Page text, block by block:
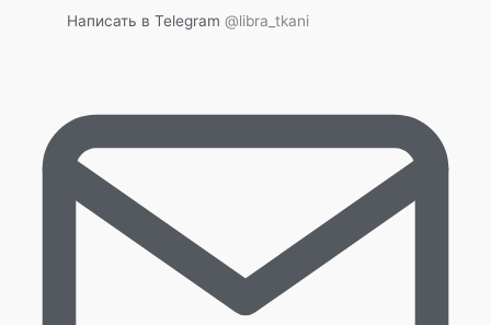
Написать в Telegram @libra_tkani